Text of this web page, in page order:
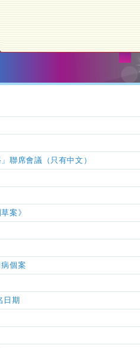
聯席會議（只有中文）
案》
個案
日期